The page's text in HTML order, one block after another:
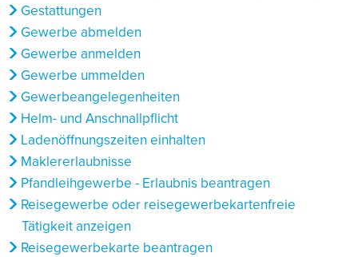
Gestattungen
Gewerbe abmelden
Gewerbe anmelden
Gewerbe ummelden
Gewerbeangelegenheiten
Helm- und Anschnallpflicht
Ladenöffnungszeiten einhalten
Maklererlaubnisse
Pfandleihgewerbe - Erlaubnis beantragen
Reisegewerbe oder reisegewerbekartenfreie
Tätigkeit anzeigen
Reisegewerbekarte beantragen